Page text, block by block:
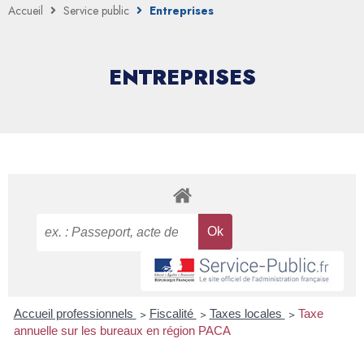
Accueil Service public Entreprises
ENTREPRISES
Accueil professionnels > Fiscalité > Taxes locales > Taxe
annuelle sur les bureaux en région PACA